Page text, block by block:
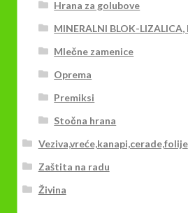
Hrana za golubove
MINERALNI BLOK-LIZALICA,
Mlečne zamenice
Oprema
Premiksi
Stočna hrana
Veziva,vreće,kanapi,cerade,folije
Zaštita na radu
Živina